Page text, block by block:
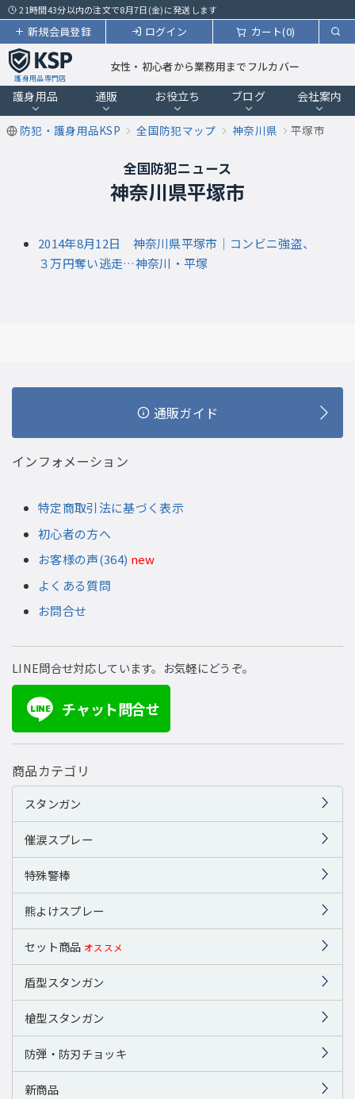
21時間43分以内の注文で8月7日(金)に発送します
カート(0)
ログイン
新規会員登録
護身用品専門店
女性・初心者から業務用までフルカバー
護身用品 通販 お役立ち ブログ 会社案内
防犯・護身用品KSP 全国防犯マップ 神奈川県 平塚市
全国防犯ニュース
神奈川県平塚市
2014年8月12日 神奈川県平塚市｜コンビニ強盗、
３万円奪い逃走…神奈川・平塚
通販ガイド
インフォメーション
特定商取引法に基づく表示
初心者の方へ
お客様の声(364) new
よくある質問
お問合せ
LINE問合せ対応しています。お気軽にどうぞ。
LINE チャット問合せ
商品カテゴリ
スタンガン
催涙スプレー
特殊警棒
熊よけスプレー
セット商品 オススメ
盾型スタンガン
槍型スタンガン
防弾・防刃チョッキ
新商品